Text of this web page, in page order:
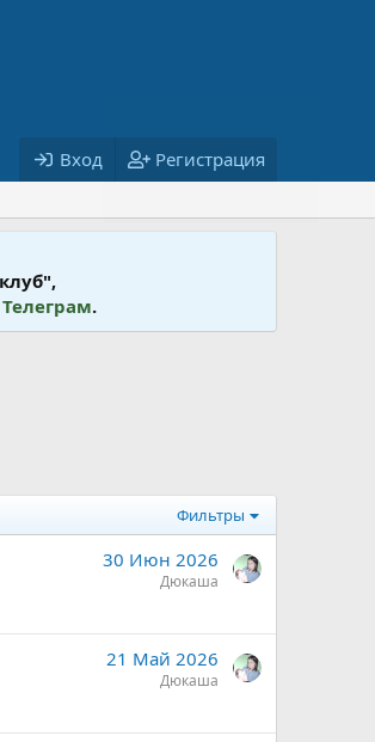
Вход Регистрация
Телеграм.
Фильтры
30 Июн 2026
Дюкаша
21 Май 2026
Дюкаша